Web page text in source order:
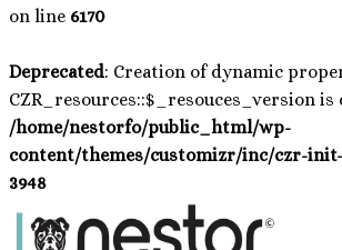
on line 6170
Deprecated: Creation of dynamic
CZR_resources::$_resouces_version
/home/nestorfo/public_html/wp-
content/themes/customizr/inc/czr-
3948
Hoppa